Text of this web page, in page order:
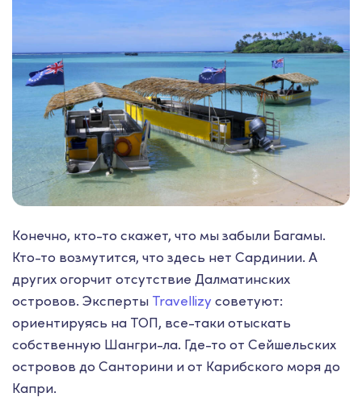
Конечно, кто-то скажет, что мы забыли Багамы.
Кто-то возмутится, что здесь нет Сардинии. А
других огорчит отсутствие Далматинских
островов. Эксперты Travellizy советуют:
ориентируясь на ТОП, все-таки отыскать
собственную Шангри-ла. Где-то от Сейшельских
островов до Санторини и от Карибского моря до
Капри.